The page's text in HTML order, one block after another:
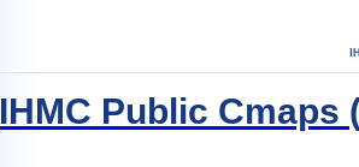
IHMC Public Cmaps